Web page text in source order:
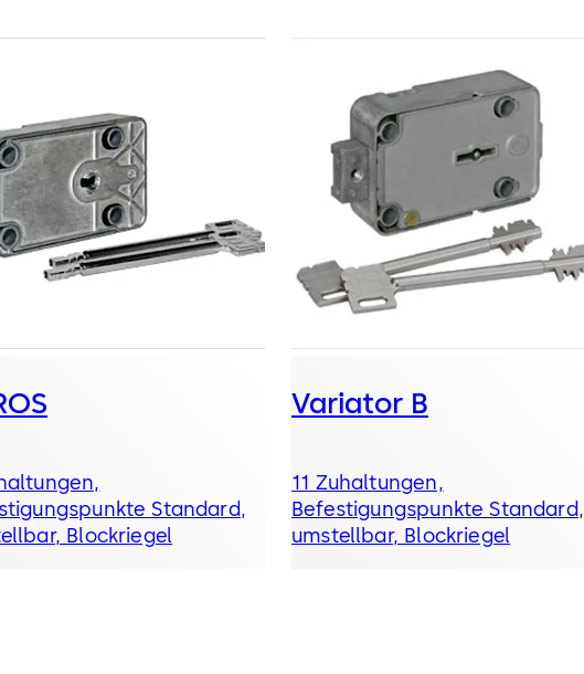
Standard,
Blockriegel
Variator B
11 Zuhaltungen,
Befestigungspunkte Standard,
umstellbar, Blockriegel